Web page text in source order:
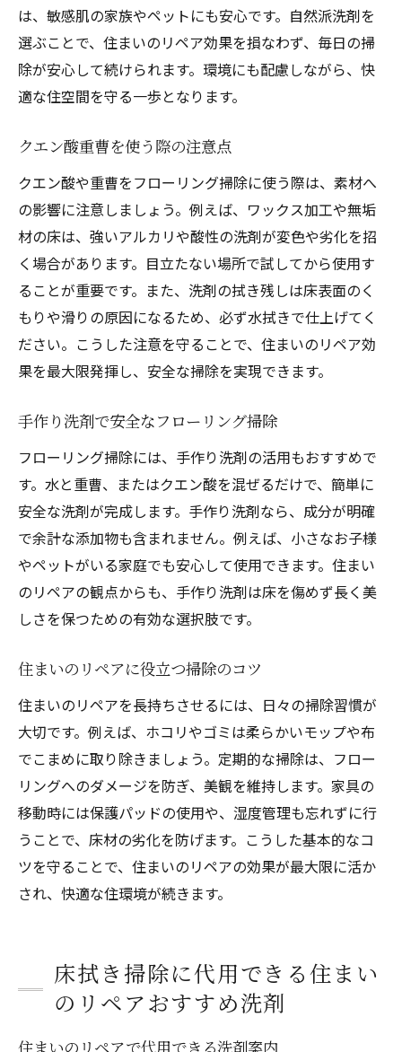
は、敏感肌の家族やペットにも安心です。自然派洗剤を
選ぶことで、住まいのリペア効果を損なわず、毎日の掃
除が安心して続けられます。環境にも配慮しながら、快
適な住空間を守る一歩となります。
クエン酸重曹を使う際の注意点
クエン酸や重曹をフローリング掃除に使う際は、素材へ
の影響に注意しましょう。例えば、ワックス加工や無垢
材の床は、強いアルカリや酸性の洗剤が変色や劣化を招
く場合があります。目立たない場所で試してから使用す
ることが重要です。また、洗剤の拭き残しは床表面のく
もりや滑りの原因になるため、必ず水拭きで仕上げてく
ださい。こうした注意を守ることで、住まいのリペア効
果を最大限発揮し、安全な掃除を実現できます。
手作り洗剤で安全なフローリング掃除
フローリング掃除には、手作り洗剤の活用もおすすめで
す。水と重曹、またはクエン酸を混ぜるだけで、簡単に
安全な洗剤が完成します。手作り洗剤なら、成分が明確
で余計な添加物も含まれません。例えば、小さなお子様
やペットがいる家庭でも安心して使用できます。住まい
のリペアの観点からも、手作り洗剤は床を傷めず長く美
しさを保つための有効な選択肢です。
住まいのリペアに役立つ掃除のコツ
住まいのリペアを長持ちさせるには、日々の掃除習慣が
大切です。例えば、ホコリやゴミは柔らかいモップや布
でこまめに取り除きましょう。定期的な掃除は、フロー
リングへのダメージを防ぎ、美観を維持します。家具の
移動時には保護パッドの使用や、湿度管理も忘れずに行
うことで、床材の劣化を防げます。こうした基本的なコ
ツを守ることで、住まいのリペアの効果が最大限に活か
され、快適な住環境が続きます。
床拭き掃除に代用できる住まい
のリペアおすすめ洗剤